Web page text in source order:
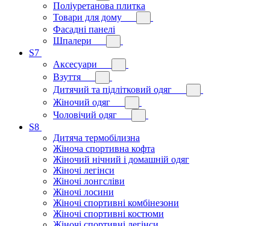
Поліуретанова плитка
Товари для дому
Фасадні панелі
Шпалери
S7
Аксесуари
Взуття
Дитячий та підлітковий одяг
Жіночий одяг
Чоловічий одяг
S8
Дитяча термобілизна
Жіноча спортивна кофта
Жіночий нічний і домашній одяг
Жіночі легінси
Жіночі лонгсліви
Жіночі лосини
Жіночі спортивні комбінезони
Жіночі спортивні костюми